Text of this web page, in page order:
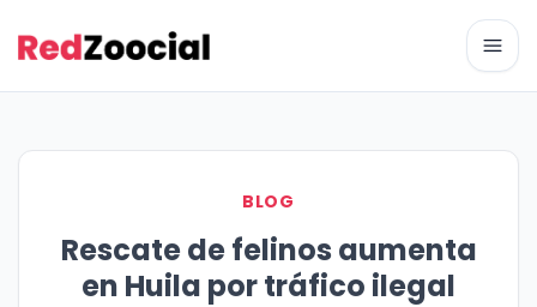
BLOG
Rescate de felinos aumenta
en Huila por tráfico ilegal